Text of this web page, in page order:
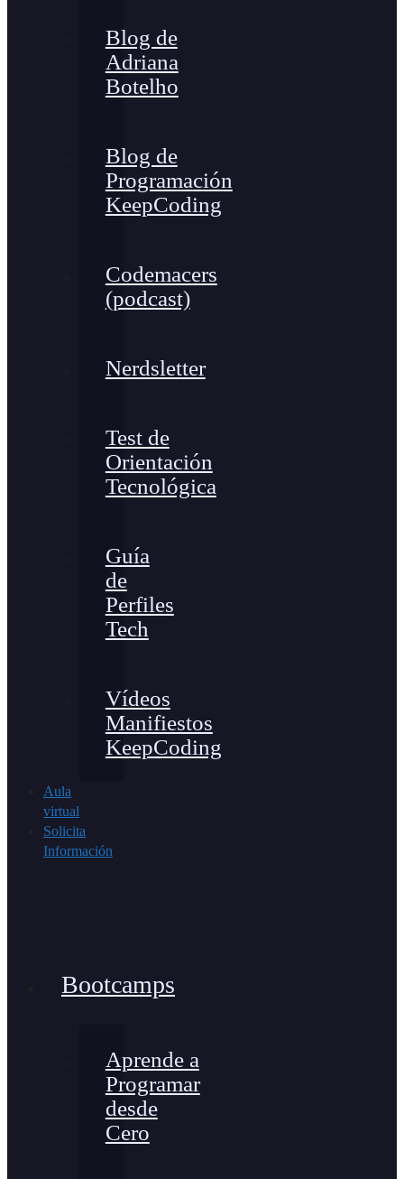
Blog de
Adriana
Botelho
Blog de
Programación
KeepCoding
Codemacers
(podcast)
Nerdsletter
Test de
Orientación
Tecnológica
Guía
de
Perfiles
Tech
Vídeos
Manifiestos
KeepCoding
Aula
virtual
Solicita
Información
Bootcamps
Aprende a
Programar
desde
Cero